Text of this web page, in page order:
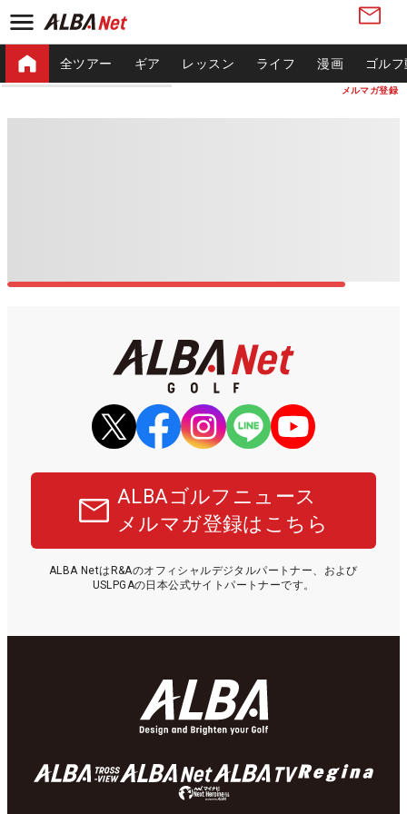
メルマガ登録
全ツアー ギア レッスン ライフ 漫画 ゴル
ALBAゴルフニュース
メルマガ登録はこちら
ALBA NetはR&Aのオフィシャルデジタルパートナー、および
USLPGAの日本公式サイトパートナーです。